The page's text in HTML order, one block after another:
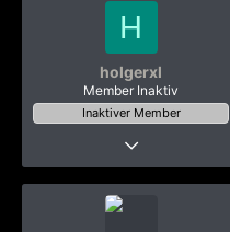
H
holgerxl
Member Inaktiv
Inaktiver Member
29 Oktober 2008
385